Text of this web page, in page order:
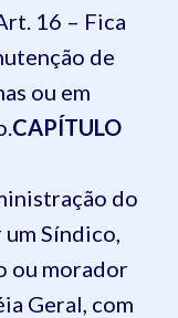
16 – Fica
de
ou em
CAPÍTULO
do
Síndico,
ou morador
Geral, com